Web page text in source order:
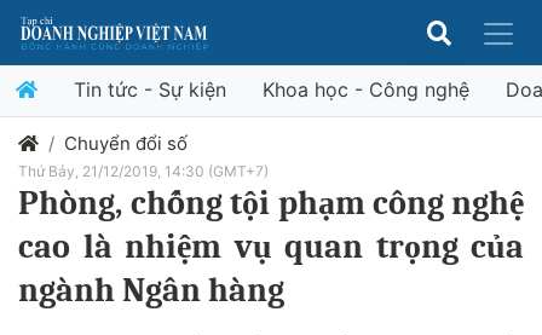
Tin tức - Sự kiện Khoa học - Công nghệ
Chuyển đổi số
Thứ Bảy, 21/12/2019, 14:30 (GMT+7)
Phòng, chống tội phạm công nghệ
cao là nhiệm vụ quan trọng của
ngành Ngân hàng